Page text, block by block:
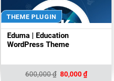
THEME PLUGIN
Eduma | Education
WordPress Theme
600,000₫ Giá
80,000₫Giá